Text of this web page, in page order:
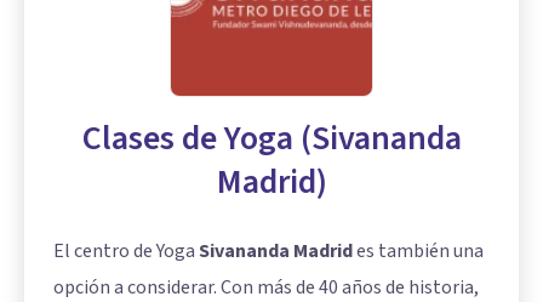
Clases de Yoga (Sivananda
Madrid)
El centro de YogaSivananda Madrides también una
opción a considerar. Con más de 40 años de historia,